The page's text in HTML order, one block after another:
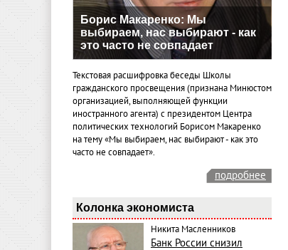
Борис Макаренко: Мы
выбираем, нас выбирают - как
это часто не совпадает
Текстовая расшифровка беседы Школы
гражданского просвещения (признана Минюстом
организацией, выполняющей функции
иностранного агента) с президентом Центра
политических технологий Борисом Макаренко
на тему «Мы выбираем, нас выбирают - как это
часто не совпадает».
подробнее
Колонка экономиста
Никита Масленников
Банк России снизил